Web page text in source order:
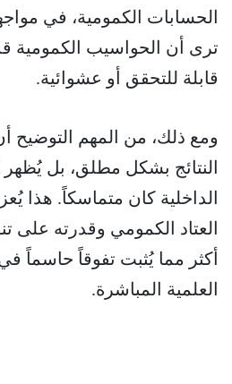
الحسابات الكمومية، في
ترى أن الحواسيب الكمومية
قابلة للتحقق أو عشوائية.
ومع ذلك، من المهم التوضيح
النتائج بشكل مطلق، بل
الداخلية كان متماسكاً. هذا
العتاد الكمومي وقدرته على
أكثر مما يُثبت تفوقاً حاسماً في
العلمية المباشرة.